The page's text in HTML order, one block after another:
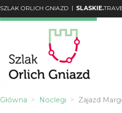
SZLAK ORLICH GNIAZD | SLASKIE.
Główna Noclegi Zajazd